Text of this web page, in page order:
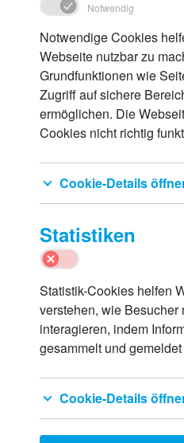
Notwendig
Notwendige Cookies
Webseite nutzbar zu
Grundfunktionen wie
Zugriff auf sichere
ermöglichen. Die
Cookies nicht richtig
Cookie-Details
Statistiken
Statistik-Cookies helfen
verstehen, wie Besucher
interagieren, indem
gesammelt und
Cookie-Details